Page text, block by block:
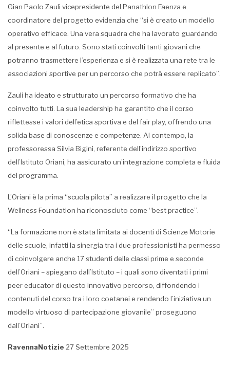
Gian Paolo Zauli vicepresidente del Panathlon Faenza e
coordinatore del progetto evidenzia che “si è creato un modello
operativo efficace. Una vera squadra che ha lavorato guardando
al presente e al futuro. Sono stati coinvolti tanti giovani che
potranno trasmettere l’esperienza e si è realizzata una rete tra le
associazioni sportive per un percorso che potrà essere replicato”.
Zauli ha ideato e strutturato un percorso formativo che ha
coinvolto tutti. La sua leadership ha garantito che il corso
riflettesse i valori dell’etica sportiva e del fair play, offrendo una
solida base di conoscenze e competenze. Al contempo, la
professoressa Silvia Bigini, referente dell’indirizzo sportivo
dell’Istituto Oriani, ha assicurato un’integrazione completa e fluida
del programma.
L’Oriani è la prima “scuola pilota” a realizzare il progetto che la
Wellness Foundation ha riconosciuto come “best practice”.
“La formazione non è stata limitata ai docenti di Scienze Motorie
delle scuole, infatti la sinergia tra i due professionisti ha permesso
di coinvolgere anche 17 studenti delle classi prime e seconde
dell’Oriani – spiegano dall’Istituto – i quali sono diventati i primi
peer educator di questo innovativo percorso, diffondendo i
contenuti del corso tra i loro coetanei e rendendo l’iniziativa un
modello virtuoso di partecipazione giovanile” proseguono
dall’Oriani”.
RavennaNotizie 27 Settembre 2025